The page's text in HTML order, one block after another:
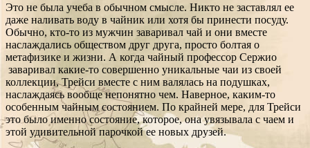
Это не была учеба в обычном смысле. Никто не заставлял ее
даже наливать воду в чайник или хотя бы принести посуду.
Обычно, кто-то из мужчин заваривал чай и они вместе
наслаждались обществом друг друга, просто болтая о
метафизике и жизни. А когда чайный профессор Сержио
заваривал какие-то совершенно уникальные чаи из своей
коллекции, Трейси вместе с ним валялась на подушках,
наслаждаясь вообще непонятно чем. Наверное, каким-то
особенным чайным состоянием. По крайней мере, для Трейси
это было именно состояние, которое, она увязывала с чаем и
этой удивительной парочкой ее новых друзей.